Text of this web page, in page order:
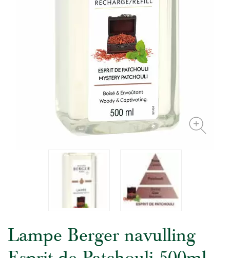
Lampe Berger navulling